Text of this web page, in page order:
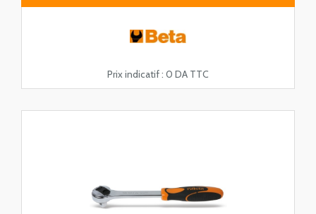
Prix indicatif : 0 DA TTC